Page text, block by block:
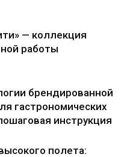
— коллекция
работы
брендированной
гастрономических
инструкция
полета: